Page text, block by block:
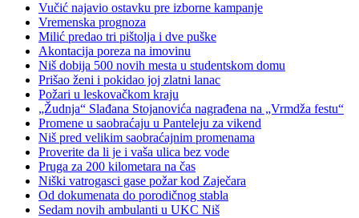
Vučić najavio ostavku pre izborne kampanje
Vremenska prognoza
Milić predao tri pištolja i dve puške
Akontacija poreza na imovinu
Niš dobija 500 novih mesta u studentskom domu
Prišao ženi i pokidao joj zlatni lanac
Požari u leskovačkom kraju
„Žudnja“ Slađana Stojanovića nagrađena na „Vrmdža festu“
Promene u saobraćaju u Panteleju za vikend
Niš pred velikim saobraćajnim promenama
Proverite da li je i vaša ulica bez vode
Pruga za 200 kilometara na čas
Niški vatrogasci gase požar kod Zaječara
Od dokumenata do porodičnog stabla
Sedam novih ambulanti u UKC Niš